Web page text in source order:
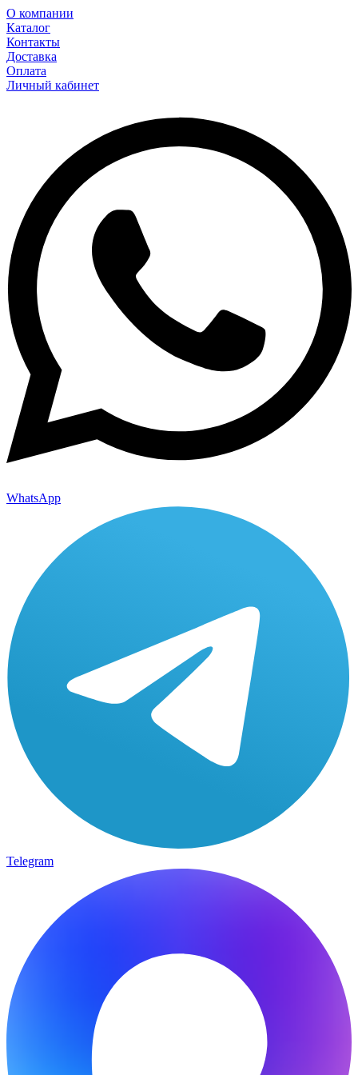
О компании
Каталог
Контакты
Доставка
Оплата
Личный кабинет
WhatsApp
Telegram